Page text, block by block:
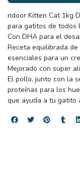
ndoor Kitten Cat 1kg
para gatitos de todos
Con DHA para el
Receta equilibrada
esenciales para un
Mejorado con super
El pollo, junto con la
proteínas para los
que ayuda a tu gatito